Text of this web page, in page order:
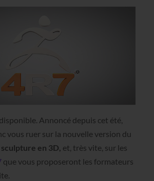
Annoncé depuis cet été,
vous ruer sur la nouvelle version du
sculpture en 3D, et, très vite, sur les
que vous proposeront les formateurs